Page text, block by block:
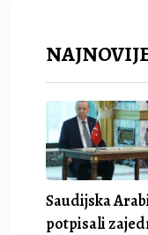
Saudijska
potpisali